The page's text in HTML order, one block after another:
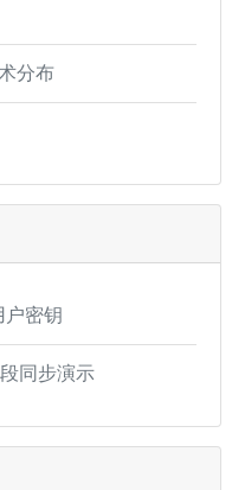
分布
密钥
同步演示